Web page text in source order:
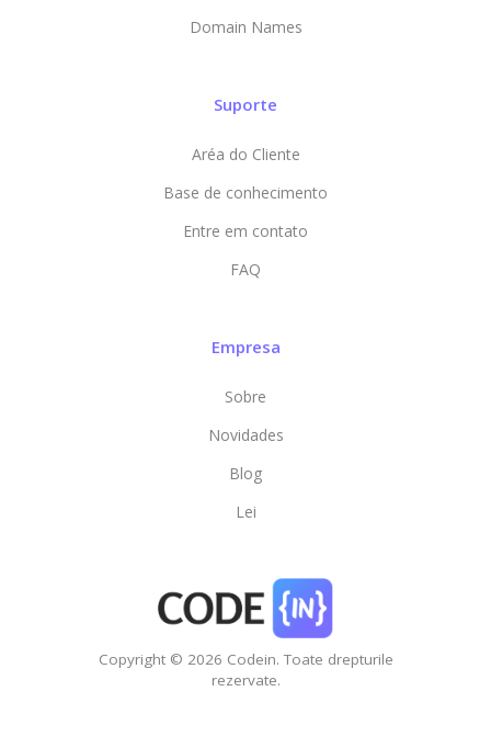
Domain Names
Suporte
Aréa do Cliente
Base de conhecimento
Entre em contato
FAQ
Empresa
Sobre
Novidades
Blog
Lei
Copyright © 2026 Codein. Toate drepturile
rezervate.